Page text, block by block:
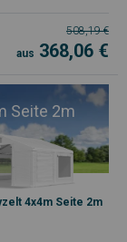
508,19€
aus 368,06 €
Seite 2m
4x4m Seite 2m